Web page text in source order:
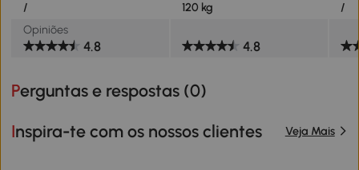
/
120 kg
/
Opiniões
4.8 4.8
Perguntas e respostas (0)
Inspira-te com os nossos clientes Veja Mais